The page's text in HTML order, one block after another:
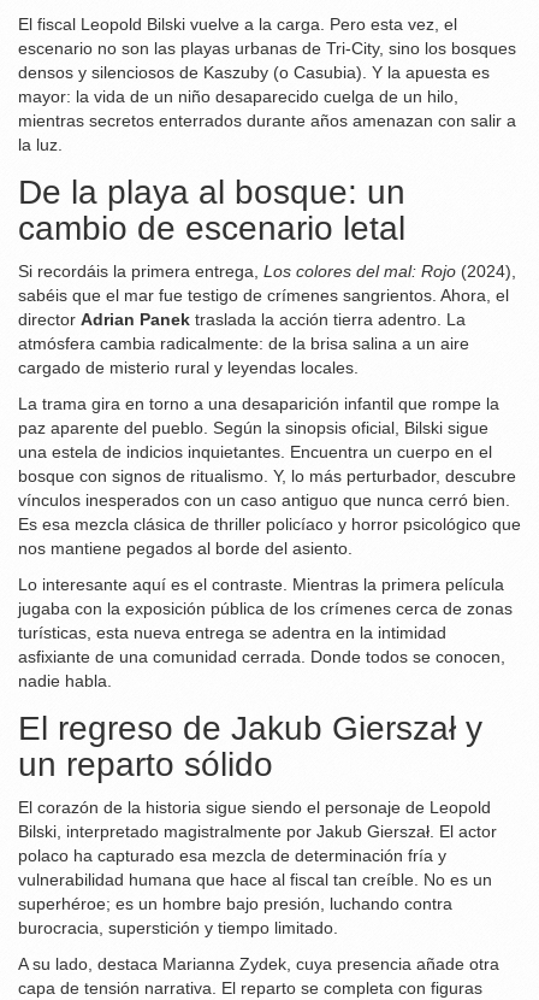
El fiscal Leopold Bilski vuelve a la carga. Pero esta vez, el
escenario no son las playas urbanas de Tri-City, sino los bosques
densos y silenciosos de Kaszuby (o Casubia). Y la apuesta es
mayor: la vida de un niño desaparecido cuelga de un hilo,
mientras secretos enterrados durante años amenazan con salir a
la luz.
De la playa al bosque: un
cambio de escenario letal
Si recordáis la primera entrega, Los colores del mal: Rojo (2024),
sabéis que el mar fue testigo de crímenes sangrientos. Ahora, el
director Adrian Panek traslada la acción tierra adentro. La
atmósfera cambia radicalmente: de la brisa salina a un aire
cargado de misterio rural y leyendas locales.
La trama gira en torno a una desaparición infantil que rompe la
paz aparente del pueblo. Según la sinopsis oficial, Bilski sigue
una estela de indicios inquietantes. Encuentra un cuerpo en el
bosque con signos de ritualismo. Y, lo más perturbador, descubre
vínculos inesperados con un caso antiguo que nunca cerró bien.
Es esa mezcla clásica de thriller policíaco y horror psicológico que
nos mantiene pegados al borde del asiento.
Lo interesante aquí es el contraste. Mientras la primera película
jugaba con la exposición pública de los crímenes cerca de zonas
turísticas, esta nueva entrega se adentra en la intimidad
asfixiante de una comunidad cerrada. Donde todos se conocen,
nadie habla.
El regreso de Jakub Gierszał y
un reparto sólido
El corazón de la historia sigue siendo el personaje de Leopold
Bilski, interpretado magistralmente por Jakub Gierszał . El actor
polaco ha capturado esa mezcla de determinación fría y
vulnerabilidad humana que hace al fiscal tan creíble. No es un
superhéroe; es un hombre bajo presión, luchando contra
burocracia, superstición y tiempo limitado.
A su lado, destaca Marianna Zydek , cuya presencia añade otra
capa de tensión narrativa. El reparto se completa con figuras